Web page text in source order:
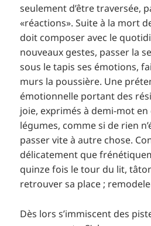
seulement d’être traversée,
«réactions». Suite à la mort
doit composer avec le
nouveaux gestes, passer la
sous le tapis ses émotions,
murs la poussière. Une
émotionnelle portant des
joie, exprimés à demi-mot
légumes, comme si de rien
passer vite à autre chose.
délicatement que
quinze fois le tour du lit,
retrouver sa place ;
Dès lors s’immiscent des